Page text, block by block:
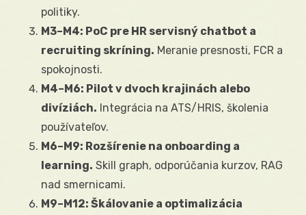
politiky.
M3–M4: PoC pre HR servisný chatbot a
recruiting skríning. Meranie presnosti, FCR a
spokojnosti.
M4–M6: Pilot v dvoch krajinách alebo
divíziách. Integrácia na ATS/HRIS, školenia
používateľov.
M6–M9: Rozšírenie na onboarding a
learning. Skill graph, odporúčania kurzov, RAG
nad smernicami.
M9–M12: Škálovanie a optimalizácia